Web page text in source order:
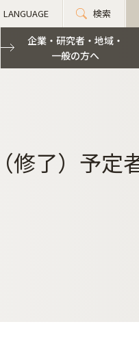
LANGUAGE 検索
企業・研究者・地域・
一般の方へ
修了）予定